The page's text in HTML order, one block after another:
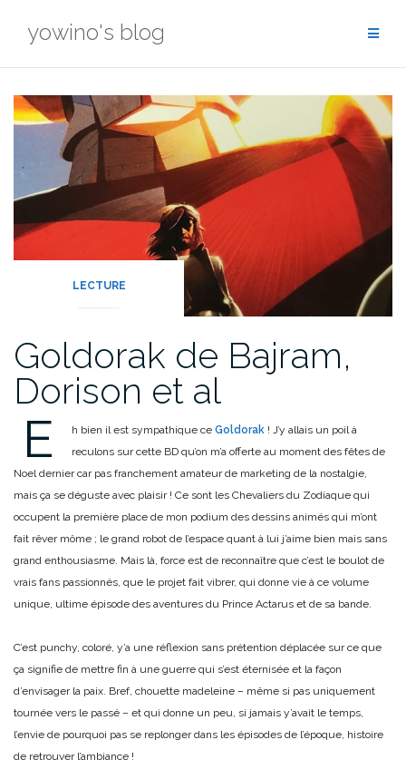
yowino's blog
LECTURE
Goldorak de Bajram,
Dorison et al
E h bien il est sympathique ce Goldorak ! J’y allais un poil à
reculons sur cette BD qu’on m’a offerte au moment des fêtes de
Noel dernier car pas franchement amateur de marketing de la nostalgie,
mais ça se déguste avec plaisir ! Ce sont les Chevaliers du Zodiaque qui
occupent la première place de mon podium des dessins animés qui m’ont
fait rêver môme ; le grand robot de l’espace quant à lui j’aime bien mais sans
grand enthousiasme. Mais là, force est de reconnaître que c’est le boulot de
vrais fans passionnés, que le projet fait vibrer, qui donne vie à ce volume
unique, ultime épisode des aventures du Prince Actarus et de sa bande.
C’est punchy, coloré, y’a une réflexion sans prétention déplacée sur ce que
ça signifie de mettre fin à une guerre qui s’est éternisée et la façon
d’envisager la paix. Bref, chouette madeleine – même si pas uniquement
tournée vers le passé – et qui donne un peu, si jamais y’avait le temps,
l’envie de pourquoi pas se replonger dans les épisodes de l’époque, histoire
de retrouver l’ambiance !